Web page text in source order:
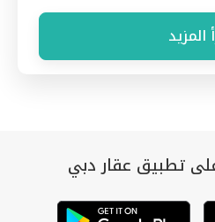
المزيد
تطبيق عقار دبي